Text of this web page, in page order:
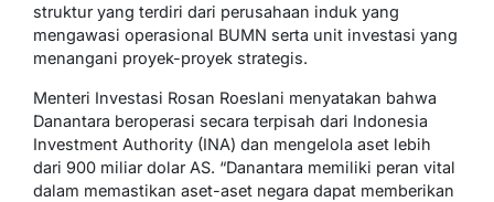
struktur yang terdiri dari perusahaan induk yang
mengawasi operasional BUMN serta unit investasi yang
menangani proyek-proyek strategis.
Menteri Investasi Rosan Roeslani menyatakan bahwa
Danantara beroperasi secara terpisah dari Indonesia
Investment Authority (INA) dan mengelola aset lebih
dari 900 miliar dolar AS. “Danantara memiliki peran vital
dalam memastikan aset-aset negara dapat memberikan